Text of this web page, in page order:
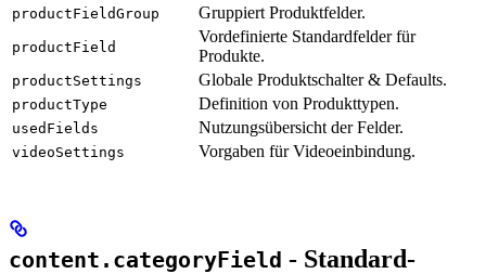
productFieldGroup Gruppiert Produktfelder.
productField
Vordefinierte Standardfelder für
Produkte.
productSettings Globale Produktschalter & Defaults.
productType Definition von Produkttypen.
usedFields Nutzungsübersicht der Felder.
videoSettings Vorgaben für Videoeinbindung.
content.categoryField - Standard-